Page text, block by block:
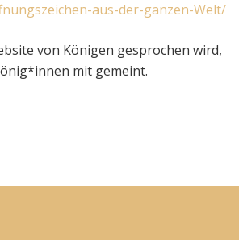
aus-der-ganzen-Welt/
von Königen gesprochen wird,
mit gemeint.